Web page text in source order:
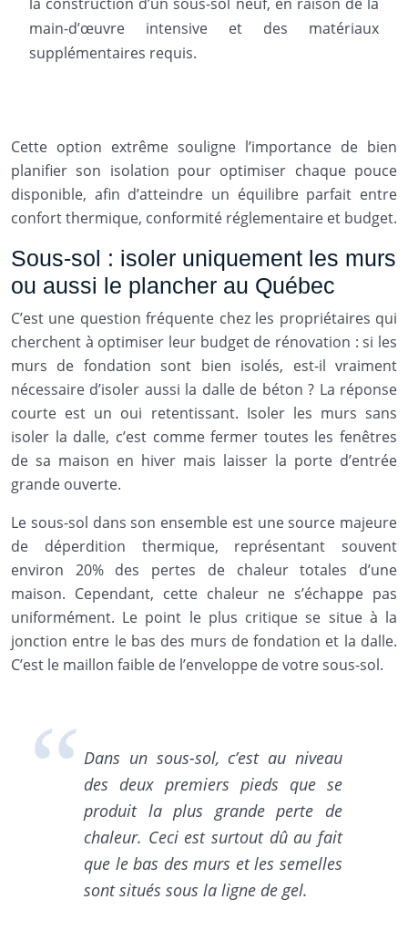
main-d’œuvre intensive et des matériaux
supplémentaires requis.
Cette option extrême souligne l’importance de bien
planifier son isolation pour optimiser chaque pouce
disponible, afin d’atteindre un équilibre parfait entre
confort thermique, conformité réglementaire et budget.
Sous-sol : isoler uniquement les murs
ou aussi le plancher au Québec
C’est une question fréquente chez les propriétaires qui
cherchent à optimiser leur budget de rénovation : si les
murs de fondation sont bien isolés, est-il vraiment
nécessaire d’isoler aussi la dalle de béton ? La réponse
courte est un oui retentissant. Isoler les murs sans
isoler la dalle, c’est comme fermer toutes les fenêtres
de sa maison en hiver mais laisser la porte d’entrée
grande ouverte.
Le sous-sol dans son ensemble est une source majeure
de déperdition thermique, représentant souvent
environ 20% des pertes de chaleur totales d’une
maison. Cependant, cette chaleur ne s’échappe pas
uniformément. Le point le plus critique se situe à la
jonction entre le bas des murs de fondation et la dalle.
C’est le maillon faible de l’enveloppe de votre sous-sol.
Dans un sous-sol, c’est au niveau
des deux premiers pieds que se
produit la plus grande perte de
chaleur. Ceci est surtout dû au fait
que le bas des murs et les semelles
sont situés sous la ligne de gel.